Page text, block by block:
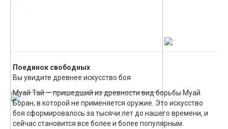
Поединок свободных
Вы увидите древнее искусство боя
Муай Тай — пришедший из древности вид борьбы Муай
Боран, в которой не применяется оружие. Это искусство
боя сформировалось за тысячи лет до нашего времени, и
сейчас становится все более и более популярным.